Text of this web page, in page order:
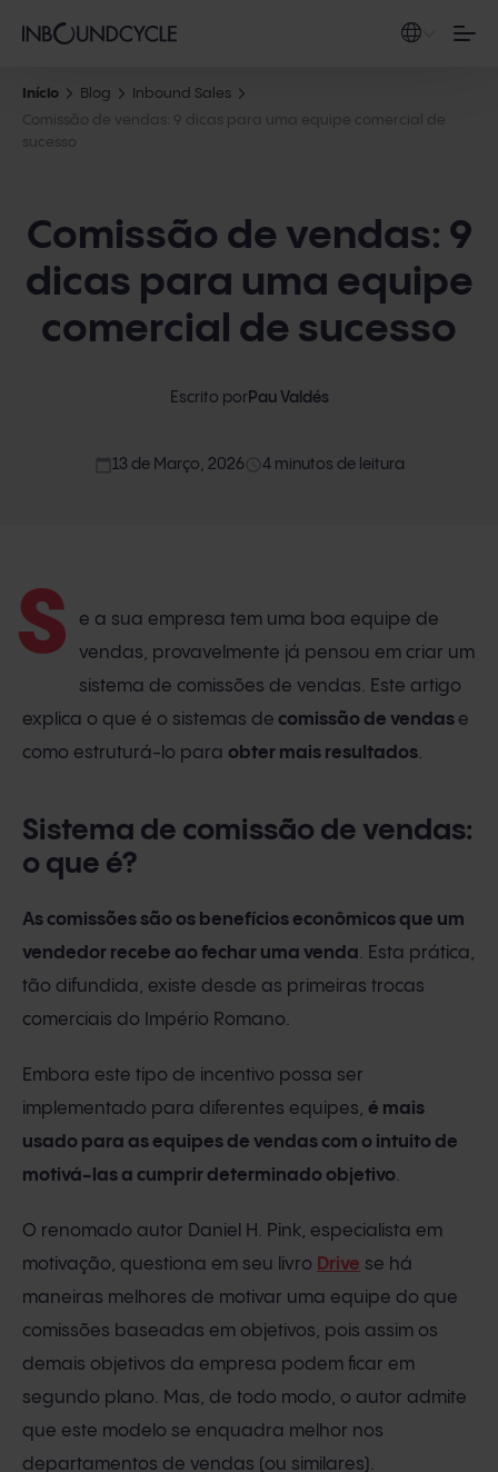
Início Blog
Inbound Sales
Comissão de vendas: 9 dicas para uma equipe comercial de
sucesso
Comissão de vendas: 9
dicas para uma equipe
comercial de sucesso
Escrito porPau Valdés
access_time 4 minutos de leitura
13 de Março, 2026
S
e a sua empresa tem uma boa equipe de
vendas, provavelmente já pensou em criar um
sistema de comissões de vendas. Este artigo
explica o que é o sistemas de comissão de vendas e
como estruturá-lo para obter mais resultados.
Sistema de comissão de vendas:
o que é?
As comissões são os benefícios econômicos que um
vendedor recebe ao fechar uma venda. Esta prática,
tão difundida, existe desde as primeiras trocas
comerciais do Império Romano.
Embora este tipo de incentivo possa ser
implementado para diferentes equipes, é mais
usado para as equipes de vendas com o intuito de
motivá-las a cumprir determinado objetivo.
O renomado autor Daniel H. Pink, especialista em
motivação, questiona em seu livro Drive se há
maneiras melhores de motivar uma equipe do que
comissões baseadas em objetivos, pois assim os
demais objetivos da empresa podem ficar em
segundo plano. Mas, de todo modo, o autor admite
que este modelo se enquadra melhor nos
departamentos de vendas (ou similares).